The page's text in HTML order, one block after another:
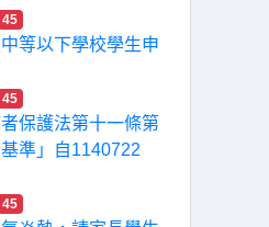
45
等以下學校學生申
45
者保護法第十一條第
準」自1140722
45